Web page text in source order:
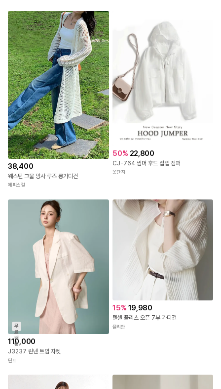
38,400
웨스턴 그물 망사 루즈 롱가디건
에피스걸
50% 22,800
CJ-764 썸머 후드 집업 점퍼
옷단지
무
료
배
송
110,000
J3237 린넨 트임 자켓
딘트
15% 19,980
텐셀 플리츠 오픈 7부 가디건
뮬리안